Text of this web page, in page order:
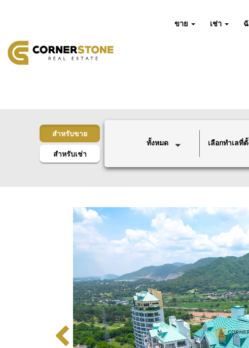
ขาย เช่า
สำหรับขาย
สำหรับเช่า
ทั้งหมด เลือกทำเลที่ตั้